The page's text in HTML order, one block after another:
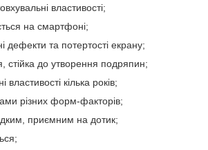
властивості;
на смартфоні;
дефекти та потертості екрану;
стійка до утворення подряпин;
властивості кілька років;
різних форм-факторів;
приємним на дотик;